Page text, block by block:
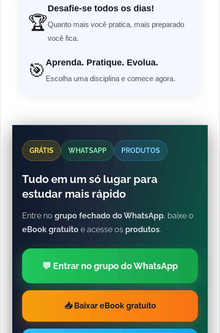
🏆
Desafie-se todos os dias!
Quanto mais você pratica, mais preparado
você fica.
🎯 Aprenda. Pratique. Evolua.
Escolha uma disciplina e comece agora.
GRÁTIS WHATSAPP PRODUTOS
Tudo em um só lugar para
estudar mais rápido
Entre no grupo fechado do WhatsApp, baixe o
eBook gratuito e acesse os produtos.
💬 Entrar no grupo do WhatsApp
📥 Baixar eBook gratuito